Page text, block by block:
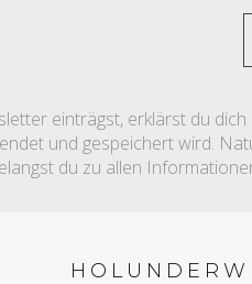
einträgst, erklärst du
und gespeichert wird.
du zu allen